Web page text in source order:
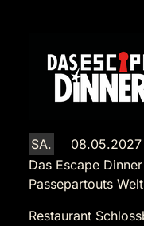
SA.
Das Escape
Passepartouts
Restaurant